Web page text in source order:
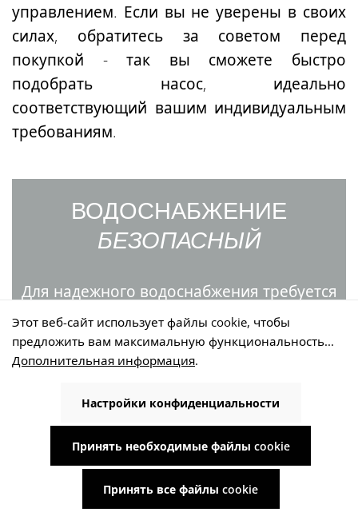
управлением. Если вы не уверены в своих
силах, обратитесь за советом перед
покупкой - так вы сможете быстро
подобрать насос, идеально
соответствующий вашим индивидуальным
требованиям.
ВОДОСНАБЖЕНИЕ
БЕЗОПАСНЫЙ
Для надежного водоснабжения требуется
не просто подходящий насос - оно
создается благодаря идеальному
взаимодействию всех компонентов
прочные материалы и подходящие
эффективную работу вашей системы в
течение длительного времени.
Этот веб-сайт использует файлы cookie, чтобы
предложить вам максимальную функциональность...
Дополнительная информация.
Настройки конфиденциальности
Принять необходимые файлы cookie
Принять все файлы cookie